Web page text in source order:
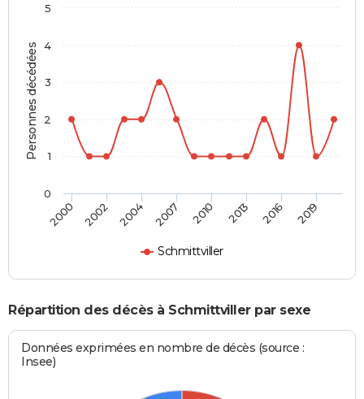
Personnes décédées
Schmittviller
2000 2002 2004 2007 2010 2013 2016 2019
0
1
2
3
4
5
Répartition des décès à Schmittviller par sexe
Données exprimées en nombre de décès (source :
Insee)